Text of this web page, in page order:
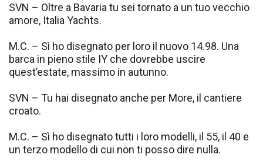
SVN – Oltre a Bavaria tu sei tornato a un tuo vecchio
amore, Italia Yachts.
M.C. – Sì ho disegnato per loro il nuovo 14.98. Una
barca in pieno stile IY che dovrebbe uscire
quest’estate, massimo in autunno.
SVN – Tu hai disegnato anche per More, il cantiere
croato.
M.C. – Sì ho disegnato tutti i loro modelli, il 55, il 40 e
un terzo modello di cui non ti posso dire nulla.